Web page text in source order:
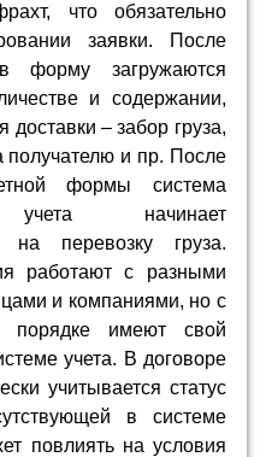
что обязательно
заявки. После
форму загружаются
и содержании,
доставки – забор груза,
получателю и пр. После
формы система
учета начинает
на перевозку груза.
работают с разными
и компаниями, но с
порядке имеют свой
учета. В договоре
учитывается статус
в системе
повлиять на условия